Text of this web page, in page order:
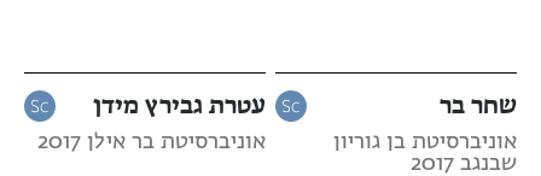
שחר בר
אוניברסיטת בן גוריון
שבנגב 2017
עטרת גבירץ מידן
אוניברסיטת בר אילן 2017